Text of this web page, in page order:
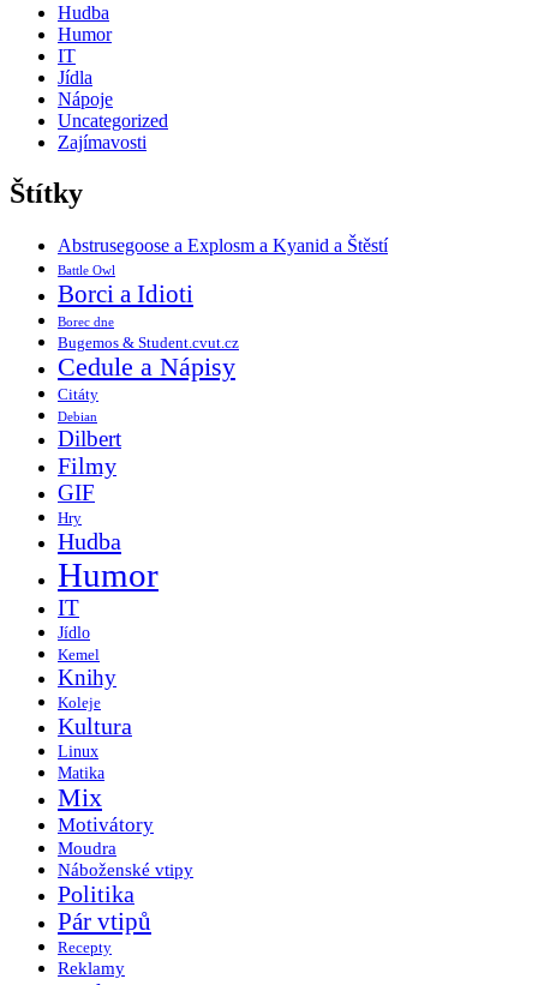
Hudba
Humor
IT
Jídla
Nápoje
Uncategorized
Zajímavosti
Štítky
Abstrusegoose a Explosm a Kyanid a Štěstí
Battle Owl
Borci a Idioti
Borec dne
Bugemos & Student.cvut.cz
Cedule a Nápisy
Citáty
Debian
Dilbert
Filmy
GIF
Hry
Hudba
Humor
IT
Jídlo
Kemel
Knihy
Koleje
Kultura
Linux
Matika
Mix
Motivátory
Moudra
Náboženské vtipy
Politika
Pár vtipů
Recepty
Reklamy